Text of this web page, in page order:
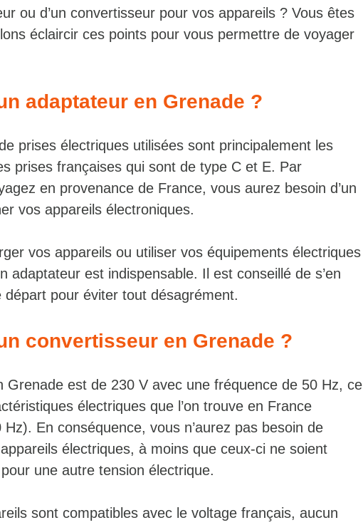
ou d’un convertisseur pour vos appareils ? Vous êtes
éclaircir ces points pour vous permettre de voyager
adaptateur en Grenade ?
prises électriques utilisées sont principalement les
prises françaises qui sont de type C et E. Par
en provenance de France, vous aurez besoin d’un
vos appareils électroniques.
vos appareils ou utiliser vos équipements électriques
adaptateur est indispensable. Il est conseillé de s’en
pour éviter tout désagrément.
convertisseur en Grenade ?
Grenade est de 230 V avec une fréquence de 50 Hz, ce
électriques que l’on trouve en France
En conséquence, vous n’aurez pas besoin de
électriques, à moins que ceux-ci ne soient
une autre tension électrique.
sont compatibles avec le voltage français, aucun